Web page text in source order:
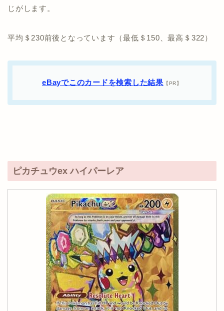
じがします。
平均＄230前後となっています（最低＄150、最高＄322）
eBayでこのカードを検索した結果 【PR】
ピカチュウex ハイパーレア